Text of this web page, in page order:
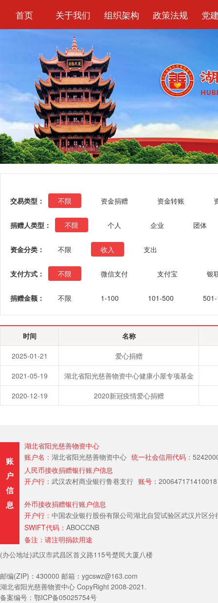
首页 关于我们 组织架构 政策法规 党
交易类型： 不限 资金捐赠 资金转账
捐赠人类型： 不限 个人 企业 团体
资金分类： 不限 收入 支出
支付方式： 不限 微信支付 支付宝 银
捐赠金额： 不限 1-100 101-500
时间 名称
2025-01-21 爱心捐赠
2021-05-19 湖北省阳光慈善物资中心健康小屋专项基金
2020-12-19 2020新冠疫情爱心捐赠
账
户
信
息
湖北省阳光慈善物资中心
账户名： 湖北省阳光慈善物资中心 统一社会信用代码：
人民币接收捐赠银行账户信息
开户行： 武汉农村商业银行鲁巷支行 账号： 200647171410018
外币接收捐赠银行账户信息
开户行： 中国农业银行股份有限公司湖北自贸试验区武汉片区
SWIFT代码： ABOCCNB
备注：请注明捐款用途
(办公地址)武汉市武昌区首义路115号楚民大厦八楼
邮编(ZIP)：430000 邮箱：ygcswz@163.com
湖北省阳光慈善物资中心 CopyRight 2008-2021.
备案编号：鄂ICP备05025754号